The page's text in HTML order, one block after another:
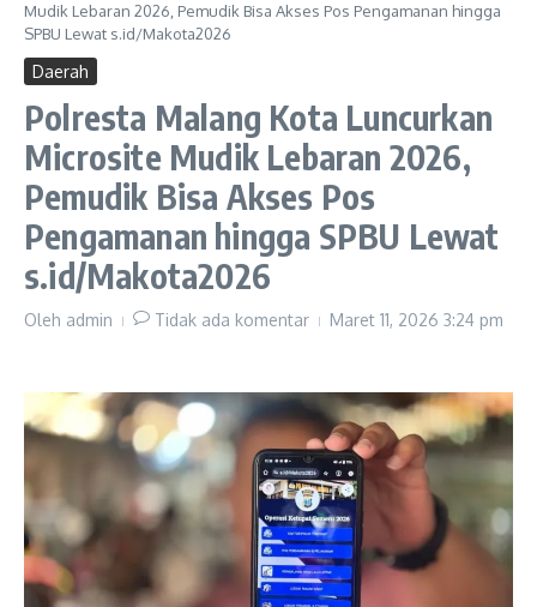
Mudik Lebaran 2026, Pemudik Bisa Akses Pos Pengamanan hingga
SPBU Lewat s.id/Makota2026
Daerah
Polresta Malang Kota Luncurkan
Microsite Mudik Lebaran 2026,
Pemudik Bisa Akses Pos
Pengamanan hingga SPBU Lewat
s.id/Makota2026
Oleh admin Tidak ada komentar Maret 11, 2026 3:24 pm